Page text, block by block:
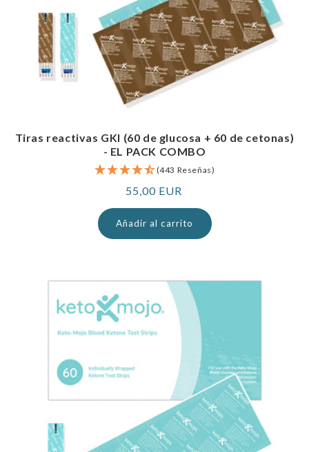
Tiras reactivas GKI (60 de glucosa + 60 de cetonas)
- EL PACK COMBO
(443 Reseñas)
Precio
normal
55,00 EUR
Añadir al carrito